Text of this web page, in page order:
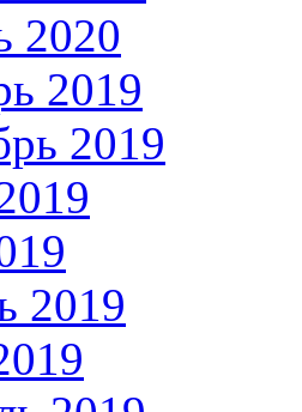
2020
2019
2019
2019